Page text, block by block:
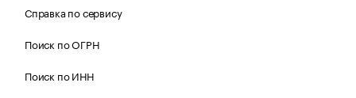
Справка по сервису
Поиск по ОГРН
Поиск по ИНН